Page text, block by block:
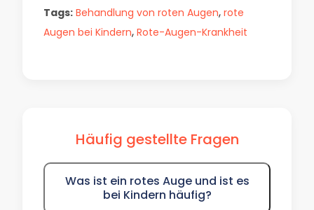
Tags: Behandlung von roten Augen, rote
Augen bei Kindern, Rote-Augen-Krankheit
Häufig gestellte Fragen
Was ist ein rotes Auge und ist es
bei Kindern häufig?